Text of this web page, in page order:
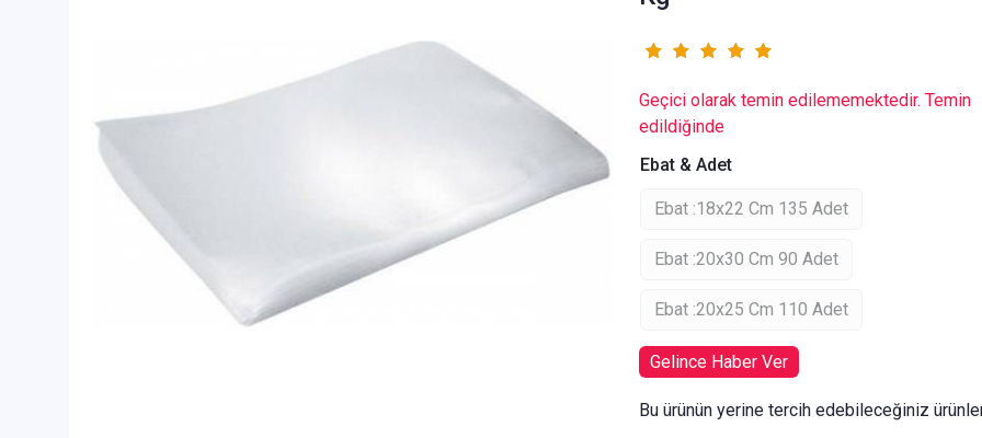
Geçici olarak temin edilememektedir. Temin
edildiğinde
Ebat & Adet
Ebat :18x22 Cm 135 Adet
Ebat :20x30 Cm 90 Adet
Ebat :20x25 Cm 110 Adet
Gelince Haber Ver
Bu ürünün yerine tercih edebileceğiniz